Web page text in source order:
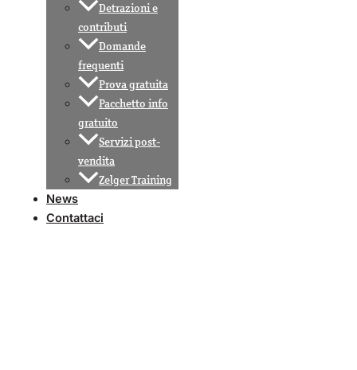
Detrazioni e
contributi
Domande
frequenti
Prova gratuita
Pacchetto info
gratuito
Servizi post-
vendita
Zelger Training
News
Contattaci